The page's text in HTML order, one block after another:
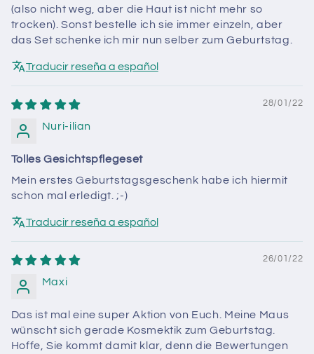
(also nicht weg, aber die Haut ist nicht mehr so
trocken). Sonst bestelle ich sie immer einzeln, aber
das Set schenke ich mir nun selber zum Geburtstag.
Traducir reseña a español
28/01/22
Nuri-ilian
Tolles Gesichtspflegeset
Mein erstes Geburtstagsgeschenk habe ich hiermit
schon mal erledigt. ;-)
Traducir reseña a español
26/01/22
Maxi
Das ist mal eine super Aktion von Euch. Meine Maus
wünscht sich gerade Kosmektik zum Geburtstag.
Hoffe, Sie kommt damit klar, denn die Bewertungen